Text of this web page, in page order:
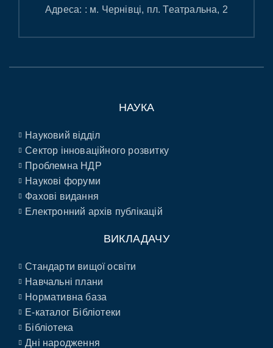
Адреса: : м. Чернівці, пл. Театральна, 2
НАУКА
Науковий відділ
Сектор інноваційного розвитку
Проблемна НДР
Наукові форуми
Фахові видання
Електронний архів публікацій
ВИКЛАДАЧУ
Стандарти вищої освіти
Навчальні плани
Нормативна база
E-каталог Бібліотеки
Бібліотека
Дні народження